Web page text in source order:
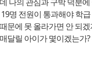
명 전원이 통과해야 학
문에 못 올라가면 안 되
달릴 아이가 몇이겠는가